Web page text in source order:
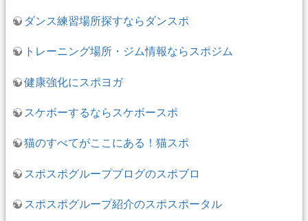
ダンス練習場所探すならダンスポ
トレーニング場所・ジム情報ならスポジム
健康強化にスポヨガ
スケボーするならスケボースポ
猫のすべてがここにある！猫スポ
スポスポグループブログのスポブロ
スポスポグループ紹介のスポスポータル